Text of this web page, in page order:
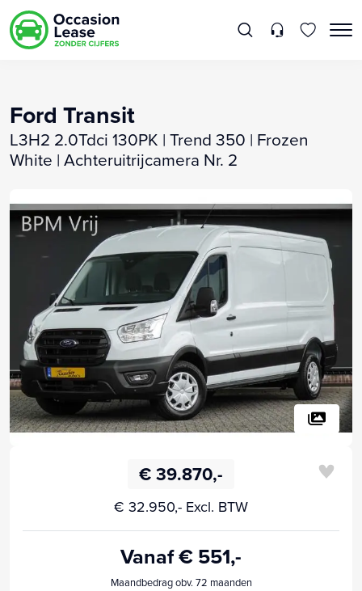
Ford Transit
L3H2 2.0Tdci 130PK | Trend 350 | Frozen
White | Achteruitrijcamera Nr. 2
€ 39.870,-
€ 32.950,- Excl. BTW
Vanaf € 551,-
Maandbedrag obv. 72 maanden